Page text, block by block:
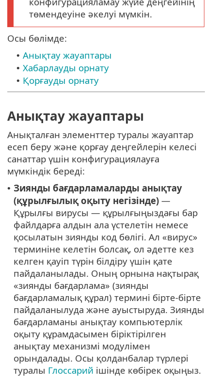
төмендеуіне әкелуі мүмкін.
Осы бөлімде:
• Анықтау жауаптары
• Хабарлауды орнату
• Қорғауды орнату
Анықтау жауаптары
Анықталған элементтер туралы жауаптар
есеп беру және қорғау деңгейлерін келесі
санаттар үшін конфигурациялауға
мүмкіндік береді:
• Зиянды бағдарламаларды анықтау
(құрылғылық оқыту негізінде) —
Құрылғы вирусы — құрылғыңыздағы бар
файлдарға алдын ала үстелетін немесе
қосылатын зиянды код бөлігі. Ал «вирус»
терминіне келетін болсақ, ол әдетте кез
келген қауіп түрін білдіру үшін қате
пайдаланылады. Оның орнына нақтырақ
«зиянды бағдарлама» (зиянды
бағдарламалық құрал) термині бірте-бірте
пайдаланылуда және ауыстыруда. Зиянды
бағдарламаны анықтау компьютерлік
оқыту құрамдасымен біріктірілген
анықтау механизмі модулімен
орындалады. Осы қолданбалар түрлері
туралы Глоссарий ішінде көбірек оқыңыз.